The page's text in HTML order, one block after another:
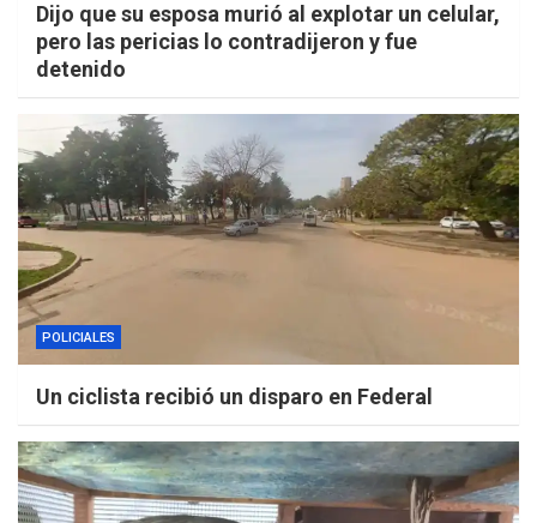
Dijo que su esposa murió al explotar un celular,
pero las pericias lo contradijeron y fue
detenido
POLICIALES
Un ciclista recibió un disparo en Federal